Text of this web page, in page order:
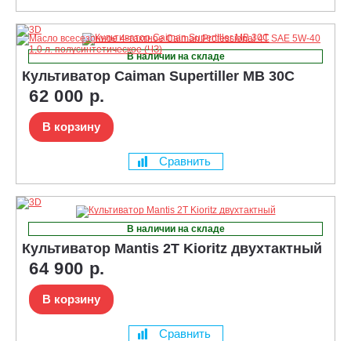
В наличии на складе
Культиватор Caiman Supertiller MB 30C
62 000 р.
В корзину
Сравнить
В наличии на складе
Культиватор Mantis 2T Kioritz двухтактный
64 900 р.
В корзину
Сравнить